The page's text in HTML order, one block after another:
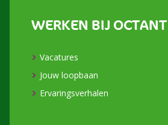
WERKEN BIJ OCTANT
Vacatures
Jouw loopbaan
Ervaringsverhalen